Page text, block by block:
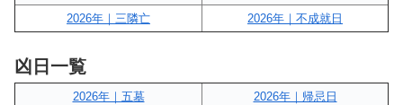
2026年｜三隣亡
2026年｜不成就日
凶日一覧
2026年｜五墓
2026年｜帰忌日